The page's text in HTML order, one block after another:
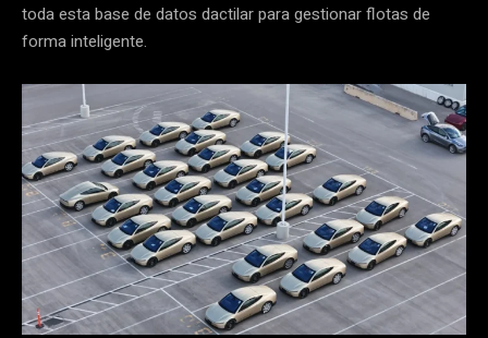
toda esta base de datos dactilar para gestionar flotas de
forma inteligente.